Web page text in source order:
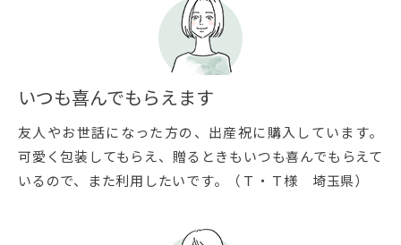
いつも喜んでもらえます
友人やお世話になった方の、出産祝に購入しています。
可愛く包装してもらえ、贈るときもいつも喜んでもらえて
いるので、また利用したいです。（Ｔ・Ｔ様 埼玉県）